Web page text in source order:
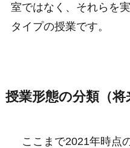
室ではなく、それらを
タイプの授業です。
授業形態の分類（将
ここまで2021年時点